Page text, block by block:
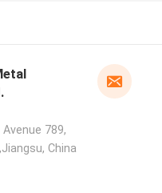
Avenue 789,
China